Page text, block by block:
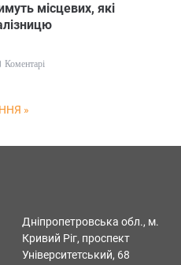
місцевих, які
Коментарі
»
Дніпропетровська обл., м.
Кривий Ріг, проспект
Університетський, 68